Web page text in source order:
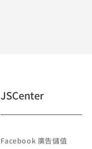
JSCenter
Facebook 廣告儲值